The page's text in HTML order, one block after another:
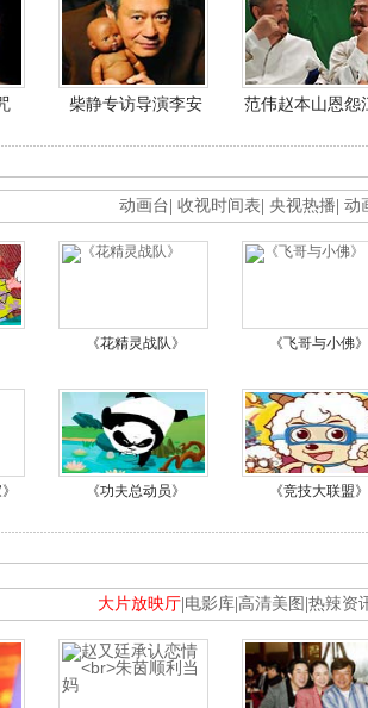
柴静专访导演李安 范伟赵本山恩怨
动画台 收视时间表 央视热播 动
《花精灵战队》 《飞哥与小佛》
《功夫总动员》 《竞技大联盟》
大片放映厅 电影库 高清美图 热辣资